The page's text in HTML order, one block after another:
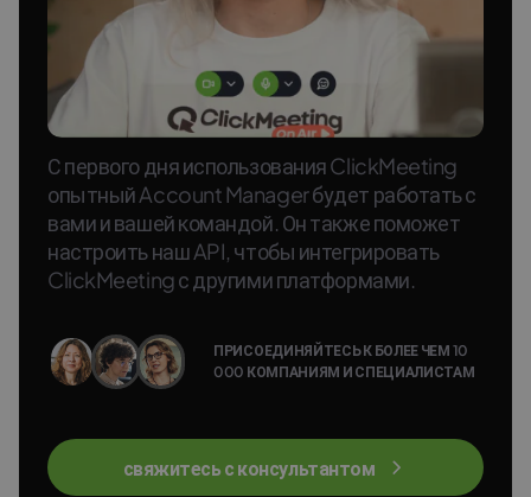
ПРИСОЕДИНЯЙТЕСЬ К БОЛЕЕ ЧЕМ 10
000 КОМПАНИЯМ И СПЕЦИАЛИСТАМ
С первого дня использования ClickMeeting
опытный Account Manager будет работать с
вами и вашей командой. Он также поможет
настроить наш API, чтобы интегрировать
ClickMeeting с другими платформами.
свяжитесь с консультантом